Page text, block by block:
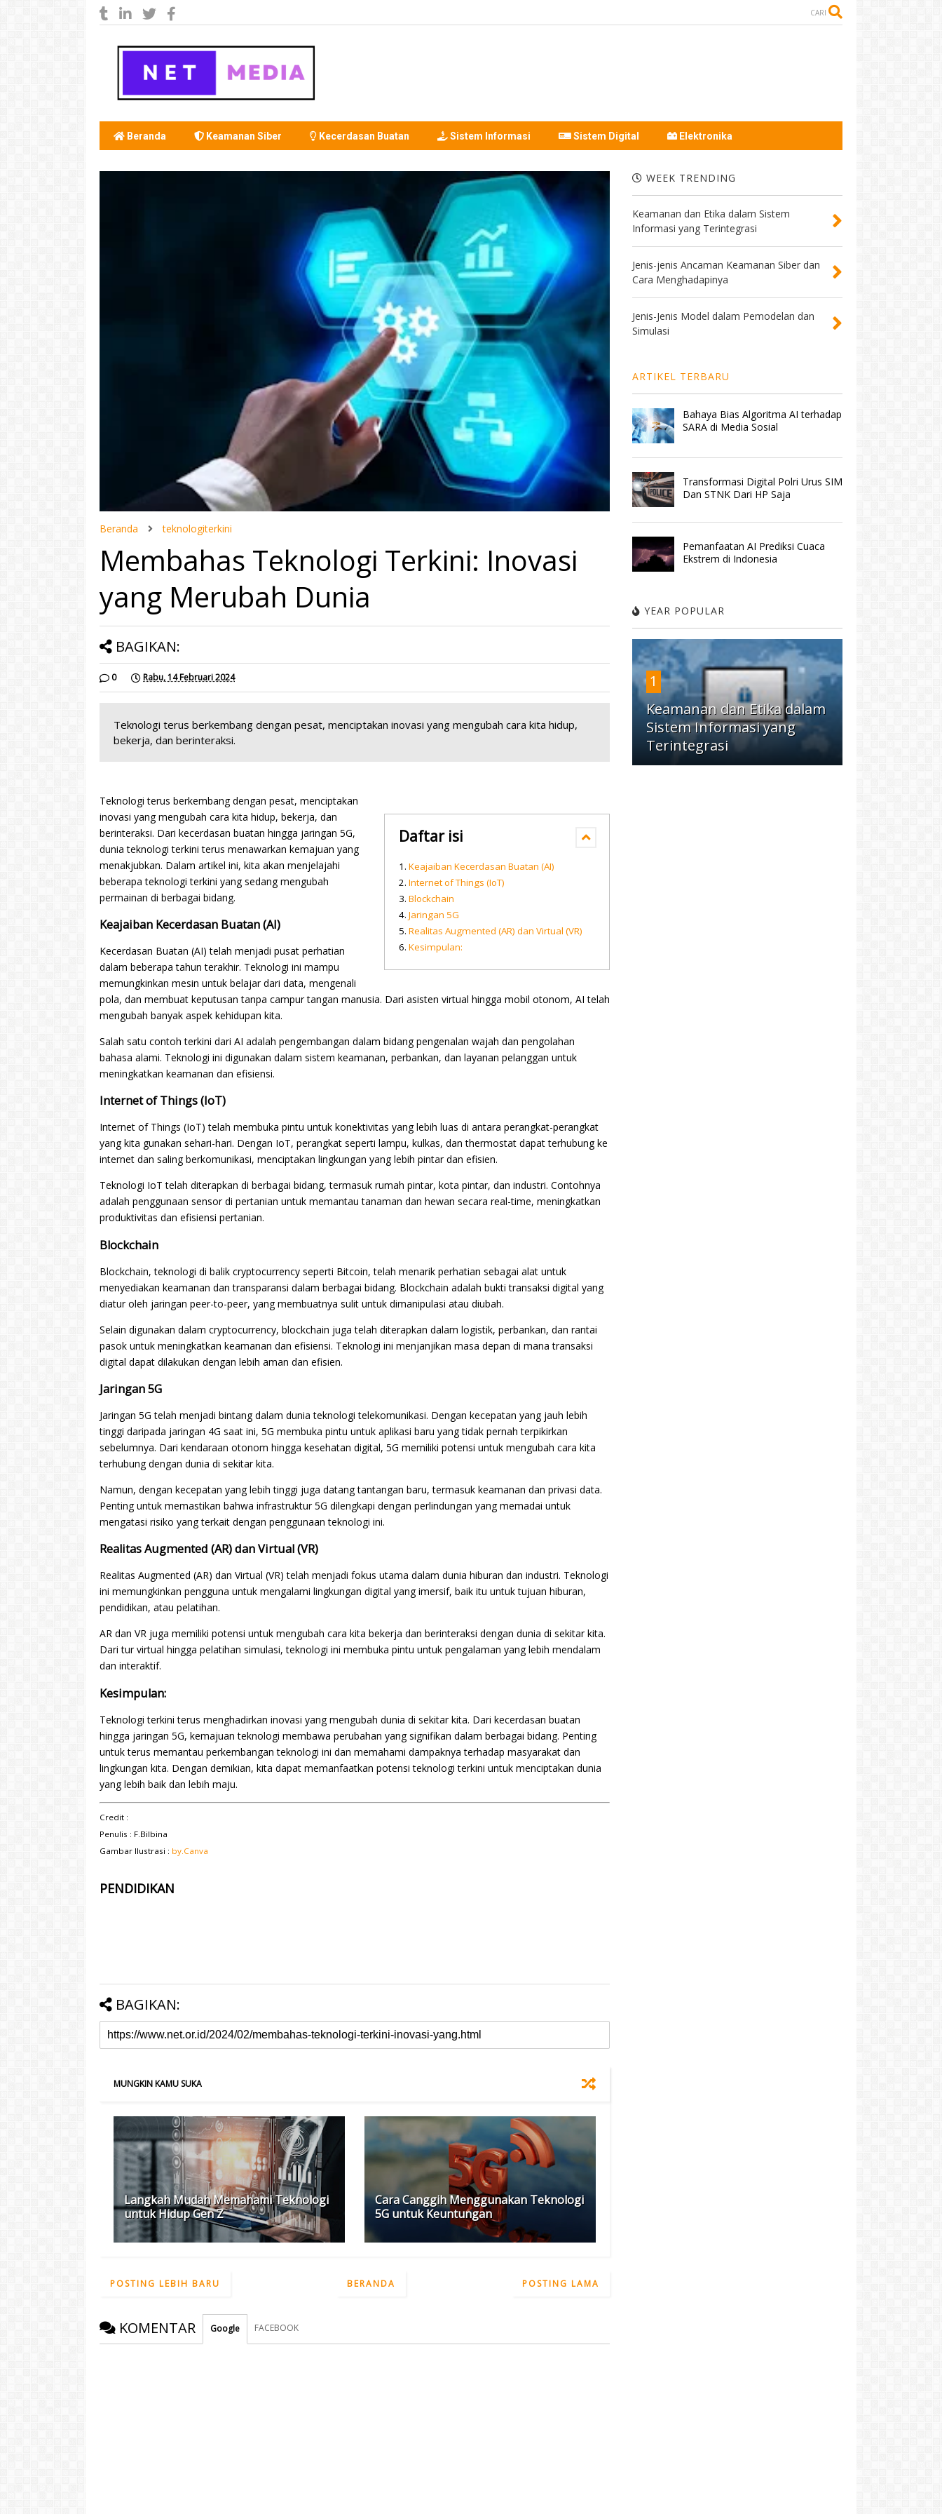
CARI
Beranda Keamanan Siber Kecerdasan Buatan Sistem Informasi Sistem Digital Elektronika
Beranda teknologiterkini
Membahas Teknologi Terkini: Inovasi
yang Merubah Dunia
BAGIKAN:
0 Rabu, 14 Februari 2024
Teknologi terus berkembang dengan pesat, menciptakan inovasi yang mengubah cara kita hidup,
bekerja, dan berinteraksi.
Daftar isi
Keajaiban Kecerdasan Buatan (AI)
Internet of Things (IoT)
Blockchain
Jaringan 5G
Realitas Augmented (AR) dan Virtual (VR)
Kesimpulan:
Teknologi terus berkembang dengan pesat, menciptakan
inovasi yang mengubah cara kita hidup, bekerja, dan
berinteraksi. Dari kecerdasan buatan hingga jaringan 5G,
dunia teknologi terkini terus menawarkan kemajuan yang
menakjubkan. Dalam artikel ini, kita akan menjelajahi
beberapa teknologi terkini yang sedang mengubah
permainan di berbagai bidang.
Keajaiban Kecerdasan Buatan (AI)
Kecerdasan Buatan (AI) telah menjadi pusat perhatian
dalam beberapa tahun terakhir. Teknologi ini mampu
memungkinkan mesin untuk belajar dari data, mengenali
pola, dan membuat keputusan tanpa campur tangan manusia. Dari asisten virtual hingga mobil otonom, AI telah
mengubah banyak aspek kehidupan kita.
Salah satu contoh terkini dari AI adalah pengembangan dalam bidang pengenalan wajah dan pengolahan
bahasa alami. Teknologi ini digunakan dalam sistem keamanan, perbankan, dan layanan pelanggan untuk
meningkatkan keamanan dan efisiensi.
Internet of Things (IoT)
Internet of Things (IoT) telah membuka pintu untuk konektivitas yang lebih luas di antara perangkat-perangkat
yang kita gunakan sehari-hari. Dengan IoT, perangkat seperti lampu, kulkas, dan thermostat dapat terhubung ke
internet dan saling berkomunikasi, menciptakan lingkungan yang lebih pintar dan efisien.
Teknologi IoT telah diterapkan di berbagai bidang, termasuk rumah pintar, kota pintar, dan industri. Contohnya
adalah penggunaan sensor di pertanian untuk memantau tanaman dan hewan secara real-time, meningkatkan
produktivitas dan efisiensi pertanian.
Blockchain
Blockchain, teknologi di balik cryptocurrency seperti Bitcoin, telah menarik perhatian sebagai alat untuk
menyediakan keamanan dan transparansi dalam berbagai bidang. Blockchain adalah bukti transaksi digital yang
diatur oleh jaringan peer-to-peer, yang membuatnya sulit untuk dimanipulasi atau diubah.
Selain digunakan dalam cryptocurrency, blockchain juga telah diterapkan dalam logistik, perbankan, dan rantai
pasok untuk meningkatkan keamanan dan efisiensi. Teknologi ini menjanjikan masa depan di mana transaksi
digital dapat dilakukan dengan lebih aman dan efisien.
Jaringan 5G
Jaringan 5G telah menjadi bintang dalam dunia teknologi telekomunikasi. Dengan kecepatan yang jauh lebih
tinggi daripada jaringan 4G saat ini, 5G membuka pintu untuk aplikasi baru yang tidak pernah terpikirkan
sebelumnya. Dari kendaraan otonom hingga kesehatan digital, 5G memiliki potensi untuk mengubah cara kita
terhubung dengan dunia di sekitar kita.
Namun, dengan kecepatan yang lebih tinggi juga datang tantangan baru, termasuk keamanan dan privasi data.
Penting untuk memastikan bahwa infrastruktur 5G dilengkapi dengan perlindungan yang memadai untuk
mengatasi risiko yang terkait dengan penggunaan teknologi ini.
Realitas Augmented (AR) dan Virtual (VR)
Realitas Augmented (AR) dan Virtual (VR) telah menjadi fokus utama dalam dunia hiburan dan industri. Teknologi
ini memungkinkan pengguna untuk mengalami lingkungan digital yang imersif, baik itu untuk tujuan hiburan,
pendidikan, atau pelatihan.
AR dan VR juga memiliki potensi untuk mengubah cara kita bekerja dan berinteraksi dengan dunia di sekitar kita.
Dari tur virtual hingga pelatihan simulasi, teknologi ini membuka pintu untuk pengalaman yang lebih mendalam
dan interaktif.
Kesimpulan:
Teknologi terkini terus menghadirkan inovasi yang mengubah dunia di sekitar kita. Dari kecerdasan buatan
hingga jaringan 5G, kemajuan teknologi membawa perubahan yang signifikan dalam berbagai bidang. Penting
untuk terus memantau perkembangan teknologi ini dan memahami dampaknya terhadap masyarakat dan
lingkungan kita. Dengan demikian, kita dapat memanfaatkan potensi teknologi terkini untuk menciptakan dunia
yang lebih baik dan lebih maju.
Credit :
Penulis : F.Bilbina
Gambar Ilustrasi : by.Canva
PENDIDIKAN
BAGIKAN:
MUNGKIN KAMU SUKA
Langkah Mudah Memahami Teknologi
untuk Hidup Gen Z
Cara Canggih Menggunakan Teknologi
5G untuk Keuntungan
POSTING LEBIH BARU POSTING LAMA
BERANDA
KOMENTAR Google FACEBOOK
WEEK TRENDING
Keamanan dan Etika dalam Sistem
Informasi yang Terintegrasi
Jenis-jenis Ancaman Keamanan Siber dan
Cara Menghadapinya
Jenis-Jenis Model dalam Pemodelan dan
Simulasi
ARTIKEL TERBARU
Bahaya Bias Algoritma AI terhadap
SARA di Media Sosial
Transformasi Digital Polri Urus SIM
Dan STNK Dari HP Saja
Pemanfaatan AI Prediksi Cuaca
Ekstrem di Indonesia
YEAR POPULAR
1
Keamanan dan Etika dalam
Sistem Informasi yang
Terintegrasi